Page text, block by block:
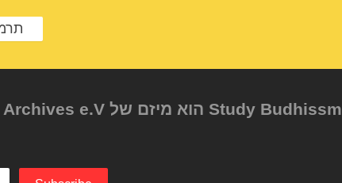
Study Budhissm הוא מיזם של Berzin Archives e.V, שנוסד על ידי Dr. Alexander Berzin